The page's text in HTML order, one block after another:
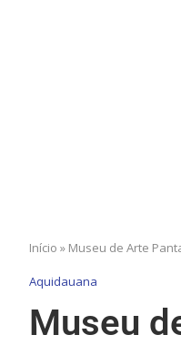
Início » Museu de Arte
Aquidauana
Museu